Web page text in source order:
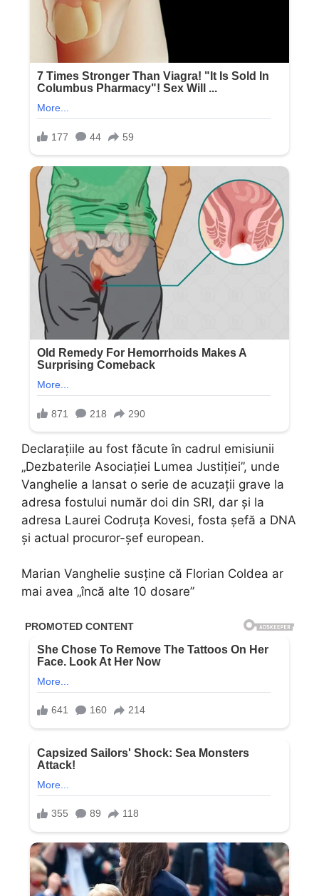
Declarațiile au fost făcute în cadrul emisiunii
„Dezbaterile Asociației Lumea Justiției”, unde
Vanghelie a lansat o serie de acuzații grave la
adresa fostului număr doi din SRI, dar și la
adresa Laurei Codruța Kovesi, fosta șefă a DNA
și actual procuror-șef european.
Marian Vanghelie susține că Florian Coldea ar
mai avea „încă alte 10 dosare”